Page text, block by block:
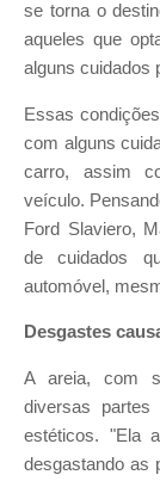
se torna o
aqueles que
alguns cuidados
Essas
com alguns
carro, assim
veículo.
Ford Slaviero,
de cuidados
automóvel,
Desgastes
A areia, com
diversas
estéticos. "Ela
desgastando as